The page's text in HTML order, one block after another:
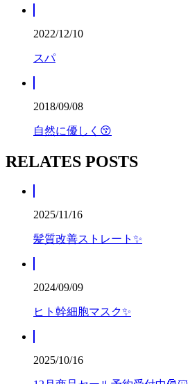
2022/12/10
スパ
2018/09/08
自然に優しく😚
RELATES POSTS
2025/11/16
髪質改善ストレート✨
2024/09/09
ヒト幹細胞マスク✨
2025/10/16